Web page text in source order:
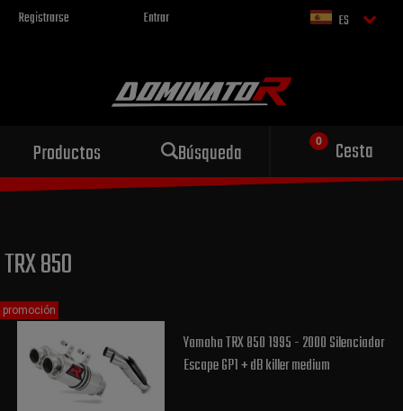
Registrarse Entrar ES
Productos Búsqueda Cesta
Escape deportivo
para tu motocicleta
TRX 850
Yamaha TRX 850 1995 - 2000 Silenciador
Escape GP1 + dB killer medium
promoción